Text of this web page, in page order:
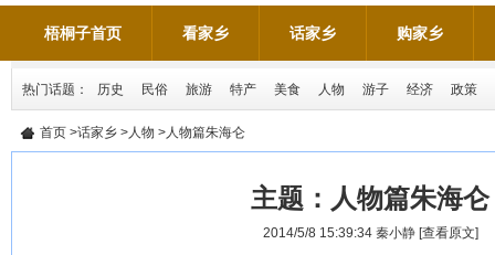
梧桐子首页 看家乡 话家乡 购家乡
热门话题： 历史 民俗 旅游 特产 美食 人物 游子 经济 政策
首页 >话家乡 >人物 >人物篇朱海仑
主题： 人物篇朱海仑
2014/5/8 15:39:34 秦小静 [查看原文]